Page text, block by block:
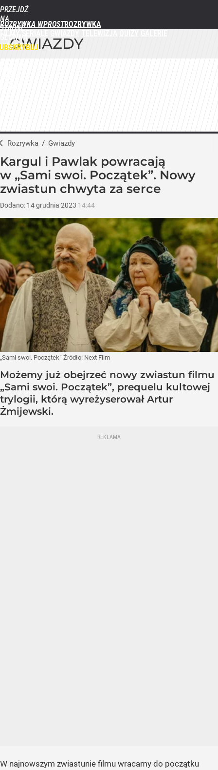
PRZEJDŹ
NA
STRONĘ
GŁÓWNĄ
WPROST.PL
ROZRYWKA WPROST
GWIAZDY
Rozrywka / Gwiazdy
Kargul i Pawlak powracają
w „Sami swoi. Początek”. Nowy
zwiastun chwyta za serce
Dodano: 14grudnia 2023 14:44
„Sami swoi. Początek” Źródło: Next Film
Możemy już obejrzeć nowy zwiastun filmu
„Sami swoi. Początek”, prequelu kultowej
trylogii, którą wyreżyserował Artur
Żmijewski.
W najnowszym zwiastunie filmu wracamy do początku